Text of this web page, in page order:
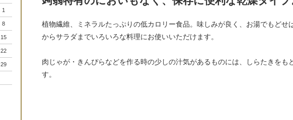
植物繊維、ミネラルたっぷりの低カロリー食品。味しみが良く、お湯でもど
からサラダまでいろいろな料理にお使いいただけます。
肉じゃが・きんぴらなどを作る時の少しの汁気があるものには、しらたきを
す。
1
8
15
22
29